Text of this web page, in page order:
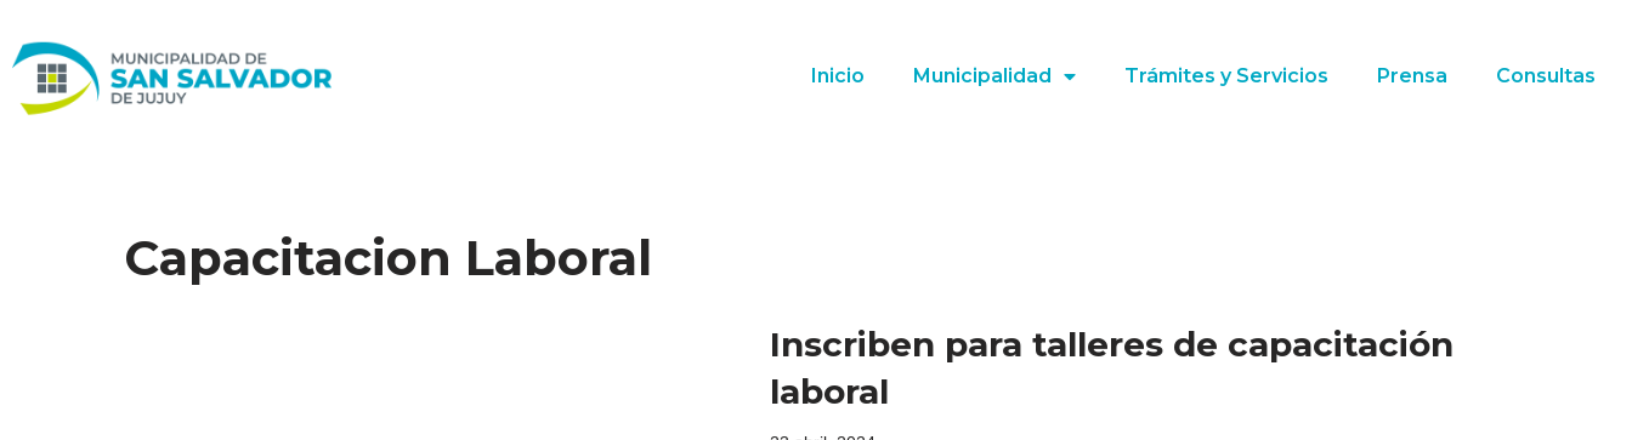
Ir
al
Inicio Municipalidad Trámites y Servicios Prensa Consultas
Capacitacion Laboral
Inscriben para talleres de capacitación
laboral